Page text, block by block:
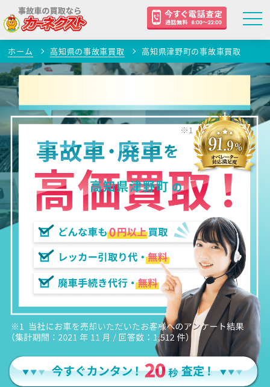
ホーム 高知県の事故車買取 高知県津野町の事故車買取
高知県津野町 の